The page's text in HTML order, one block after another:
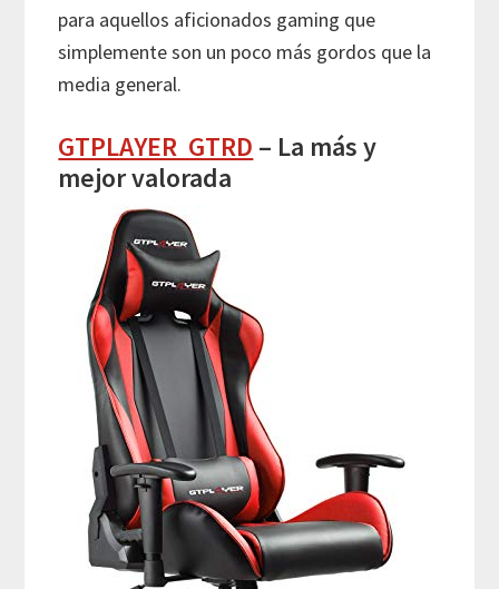
para aquellos aficionados gaming que
simplemente son un poco más gordos que la
media general.
GTPLAYER GTRD – La más y
mejor valorada